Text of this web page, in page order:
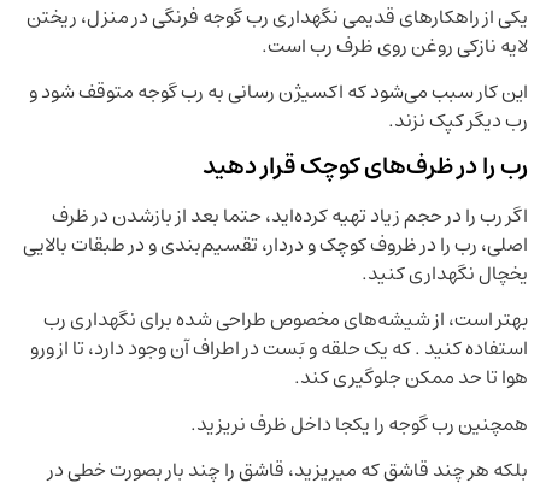
یکی از راهکار‌های قدیمی نگهداری رب گوجه فرنگی در منزل، ریختن
لایه نازکی روغن روی ظرف رب است.
این کار سبب می‌شود که اکسیژن رسانی به رب گوجه متوقف شود و
رب دیگر کپک نزند.
رب را در ظرف‌های کوچک قرار دهید
اگر رب را در حجم زیاد تهیه کرده‌اید، حتما بعد از بازشدن در ظرف
اصلی، رب را در ظروف کوچک و دردار، تقسیم‌بندی و در طبقات بالایی
یخچال نگهداری کنید.
بهتر است، از شیشه‌های مخصوص طراحی شده برای نگهداری رب
استفاده کنید . که یک حلقه و بَست در اطراف آن وجود دارد، تا از ورو
هوا تا حد ممکن جلوگیری کند.
همچنین رب گوجه را یکجا داخل ظرف نریزید.
بلکه هر چند قاشق که میریزید، قاشق را چند بار بصورت خطی در